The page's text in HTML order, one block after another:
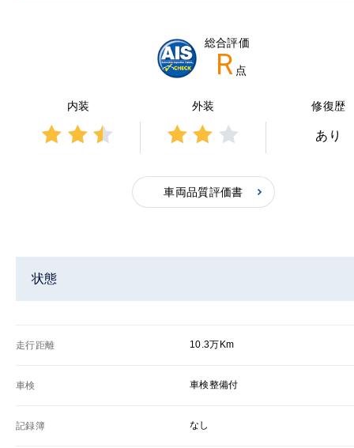
総合評価
R 点
内装 外装
2点の
評価
修復歴
あり
車両品質評価書
状態
走行距離 10.3万Km
車検 車検整備付
記録簿 なし